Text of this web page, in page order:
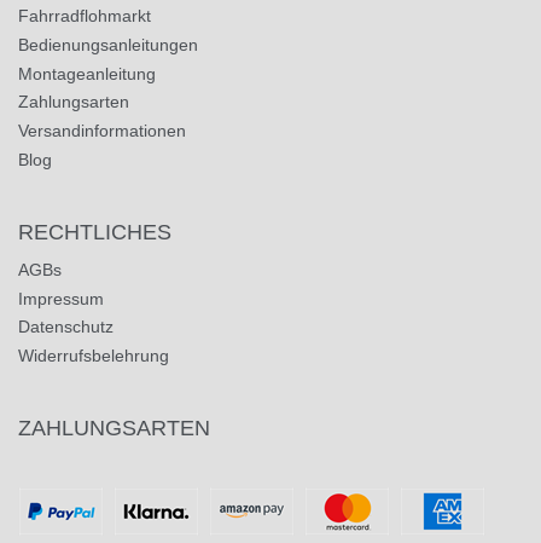
Fahrradflohmarkt
Bedienungsanleitungen
Montageanleitung
Zahlungsarten
Versandinformationen
Blog
RECHTLICHES
AGBs
Impressum
Datenschutz
Widerrufsbelehrung
ZAHLUNGSARTEN